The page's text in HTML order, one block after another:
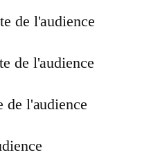
de l'audience
de l'audience
de l'audience